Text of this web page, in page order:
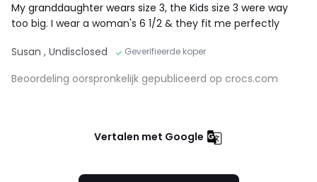
My granddaughter wears size 3, the Kids size 3 were way
too big. I wear a woman's 6 1/2 & they fit me perfectly
Susan , Undisclosed Geverifieerde koper
Beoordeling oorspronkelijk gepubliceerd op crocs.com
Vertalen met Google